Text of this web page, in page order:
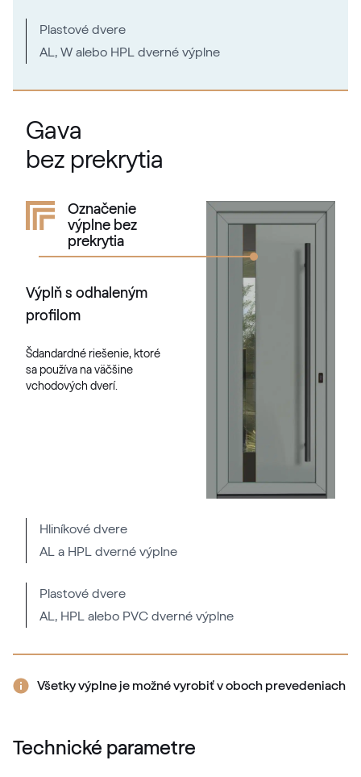
Plastové dvere
AL, W alebo HPL dverné výplne
Gava
bez prekrytia
Označenie
výplne bez
prekrytia
Výplň s odhaleným
profilom
Šdandardné riešenie, ktoré
sa používa na väčšine
vchodových dverí.
Hliníkové dvere
AL a HPL dverné výplne
Plastové dvere
AL, HPL alebo PVC dverné výplne
Všetky výplne je možné vyrobiť v oboch prevedeniach
Technické parametre